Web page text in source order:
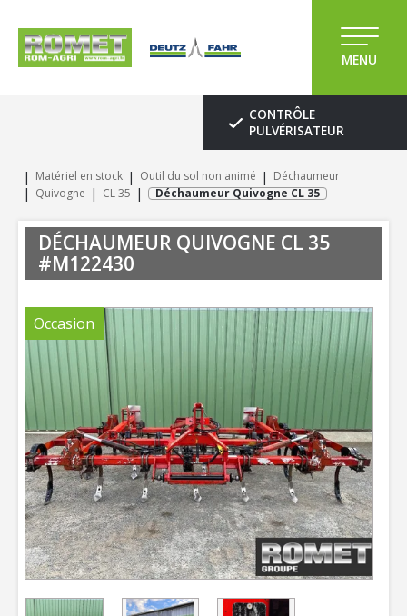
MENU
CONTRÔLE
PULVÉRISATEUR
Matériel en stock Outil du sol non animé
Déchaumeur
Quivogne
CL 35 Déchaumeur Quivogne CL 35
DÉCHAUMEUR QUIVOGNE CL 35
#M122430
Occasion